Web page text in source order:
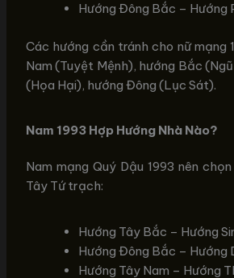
Hướng Đông Bắc – Hướng
Các hướng cần tránh cho nữ mạng
Nam (Tuyệt Mệnh), hướng Bắc
(Họa Hại), hướng Đông (Lục Sát).
Nam 1993 Hợp Hướng Nhà Nào?
Nam mạng Quý Dậu 1993 nên
Tây Tứ trạch:
Hướng Tây Bắc – Hướng
Hướng Đông Bắc – Hướng
Hướng Tây Nam – Hướng